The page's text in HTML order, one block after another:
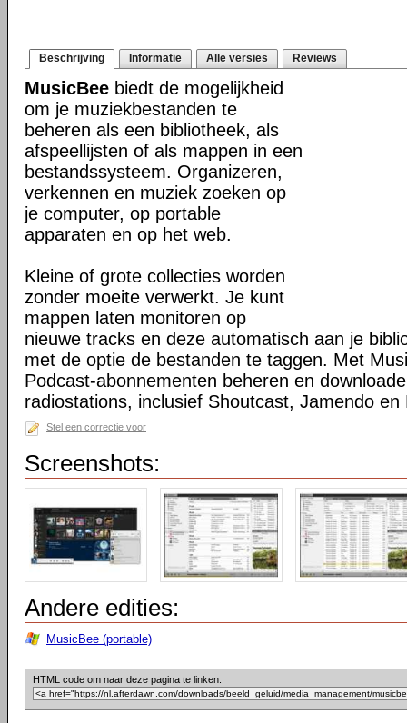
Beschrijving Informatie Alle versies Reviews
MusicBee biedt de mogelijkheid
om je muziekbestanden te
beheren als een bibliotheek, als
afspeellijsten of als mappen in een
bestandssysteem. Organizeren,
verkennen en muziek zoeken op
je computer, op portable
apparaten en op het web.
Kleine of grote collecties worden
zonder moeite verwerkt. Je kunt
mappen laten monitoren op
nieuwe tracks en deze automatisch aan je
met de optie de bestanden te taggen. Met
Podcast-abonnementen beheren en
radiostations, inclusief Shoutcast, Jamendo
Stel een correctie voor
Screenshots:
Andere edities:
MusicBee (portable)
HTML code om naar deze pagina te linken: